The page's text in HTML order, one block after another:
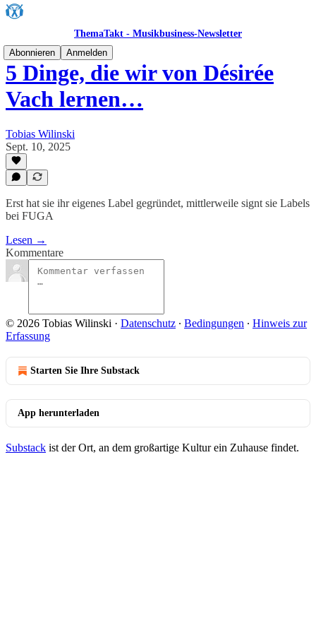
ThemaTakt - Musikbusiness-Newsletter
Abonnieren
Anmelden
5 Dinge, die wir von Désirée
Vach lernen…
Tobias Wilinski
Sept. 10, 2025
Erst hat sie ihr eigenes Label gegründet, mittlerweile signt sie Labels
bei FUGA
Lesen →
Kommentare
© 2026 Tobias Wilinski · Datenschutz ∙ Bedingungen ∙ Hinweis zur
Erfassung
Starten Sie Ihre Substack
App herunterladen
Substack ist der Ort, an dem großartige Kultur ein Zuhause findet.